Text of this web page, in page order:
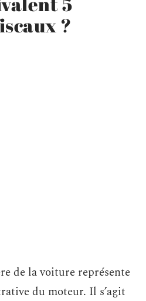
?
de la voiture représente
du moteur. Il s’agit